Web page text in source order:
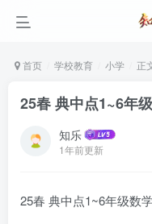
首页 学校教育 小学 正
25春 典中点1~6年
知乐
1年前更新
25春 典中点1~6年级数